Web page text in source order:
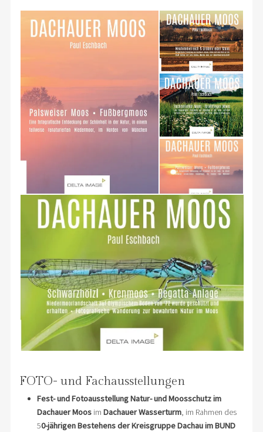
FOTO- und Fachausstellungen
Fest- und FotoausstellungNatur- und Moosschutz im
Dachauer Moosim Dachauer Wasserturm, im Rahmen des
50-jährigen Bestehens der Kreisgruppe Dachau im BUND